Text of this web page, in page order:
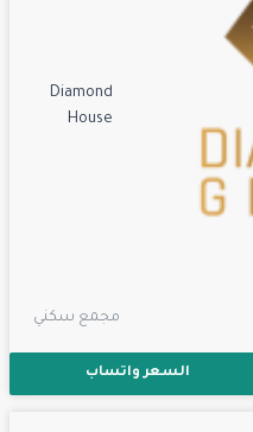
Diamond
House
مجمع سكني
السعر واتساب